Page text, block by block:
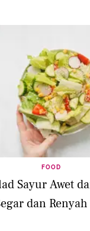
FOOD
Sayur Awet
dan